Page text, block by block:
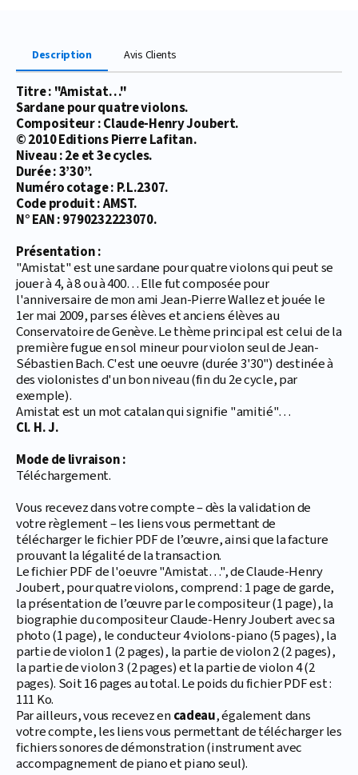
Description Avis Clients
Titre : "Amistat…"
Sardane pour quatre violons.
Compositeur : Claude-Henry Joubert.
© 2010 Editions Pierre Lafitan.
Niveau : 2e et 3e cycles.
Durée : 3’30’’.
Numéro cotage : P.L.2307.
Code produit : AMST.
N° EAN : 9790232223070.
Présentation :
"Amistat" est une sardane pour quatre violons qui peut se
jouer à 4, à 8 ou à 400… Elle fut composée pour
l'anniversaire de mon ami Jean-Pierre Wallez et jouée le
1er mai 2009, par ses élèves et anciens élèves au
Conservatoire de Genève. Le thème principal est celui de la
première fugue en sol mineur pour violon seul de Jean-
Sébastien Bach. C'est une oeuvre (durée 3'30") destinée à
des violonistes d'un bon niveau (fin du 2e cycle, par
exemple).
Amistat est un mot catalan qui signifie "amitié"…
Cl. H. J.
Mode de livraison :
Téléchargement.
Vous recevez dans votre compte – dès la validation de
votre règlement – les liens vous permettant de
télécharger le fichier PDF de l’œuvre, ainsi que la facture
prouvant la légalité de la transaction.
Le fichier PDF de l'oeuvre "Amistat…", de Claude-Henry
Joubert, pour quatre violons, comprend : 1 page de garde,
la présentation de l’œuvre par le compositeur (1 page), la
biographie du compositeur Claude-Henry Joubert avec sa
photo (1 page), le conducteur 4 violons-piano (5 pages), la
partie de violon 1 (2 pages), la partie de violon 2 (2 pages),
la partie de violon 3 (2 pages) et la partie de violon 4 (2
pages). Soit 16 pages au total. Le poids du fichier PDF est :
111 Ko.
Par ailleurs, vous recevez encadeau, également dans
votre compte, les liens vous permettant de télécharger les
fichiers sonores de démonstration (instrument avec
accompagnement de piano et piano seul).